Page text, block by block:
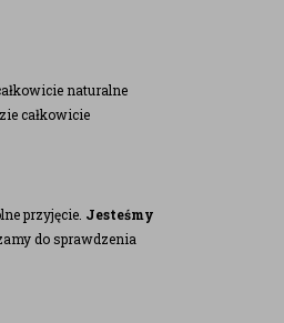
naturalne
całkowicie
przyjęcie. Jesteśmy
do sprawdzenia